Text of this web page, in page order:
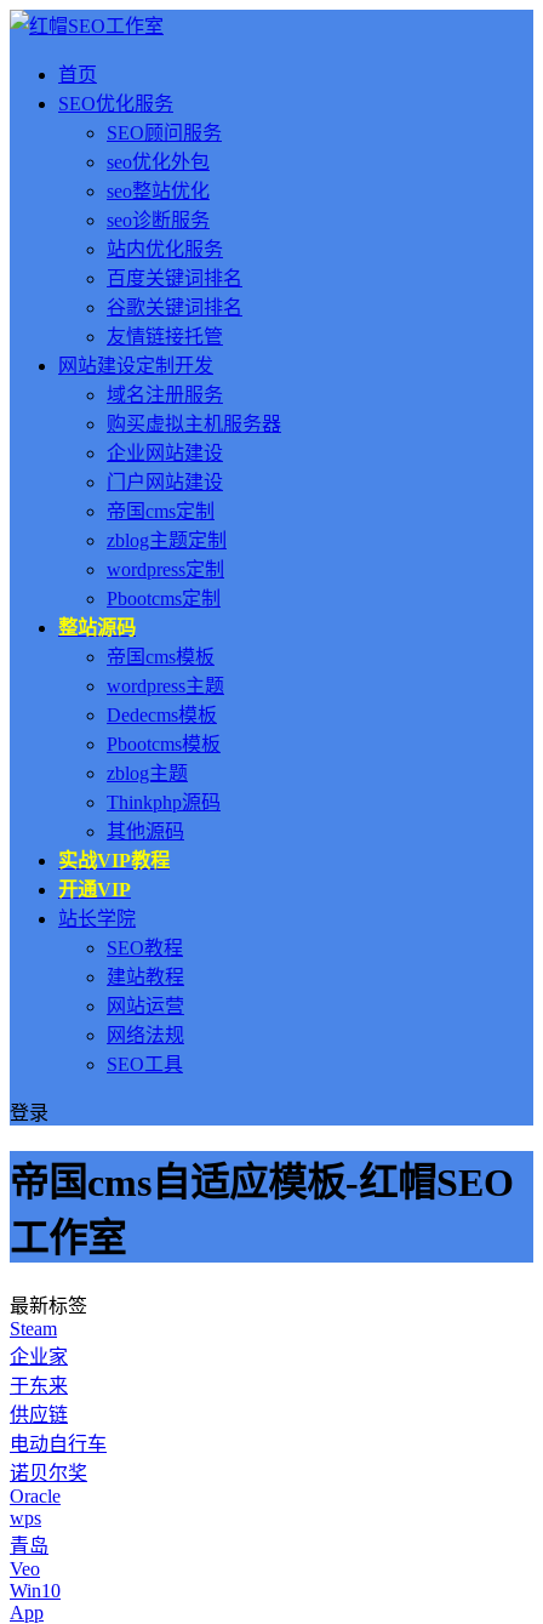
首页
SEO优化服务
SEO顾问服务
seo优化外包
seo整站优化
seo诊断服务
站内优化服务
百度关键词排名
谷歌关键词排名
友情链接托管
网站建设定制开发
域名注册服务
购买虚拟主机服务器
企业网站建设
门户网站建设
帝国cms定制
zblog主题定制
wordpress定制
Pbootcms定制
整站源码
帝国cms模板
wordpress主题
Dedecms模板
Pbootcms模板
zblog主题
Thinkphp源码
其他源码
实战VIP教程
开通VIP
站长学院
SEO教程
建站教程
网站运营
网络法规
SEO工具
登录
帝国cms自适应模板-红帽SEO
工作室
最新标签
Steam
企业家
于东来
供应链
电动自行车
诺贝尔奖
Oracle
wps
青岛
Veo
Win10
App